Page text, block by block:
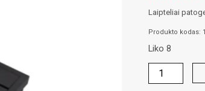
Laipteliai
Produkto kodas:
Liko 8
produkto
kiekis: